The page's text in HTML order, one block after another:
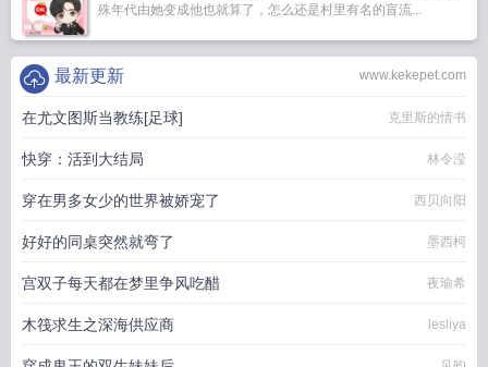
殊年代由她变成他也就算了，怎么还是村里有名的盲流...
www.kekepet.com
最新更新
在尤文图斯当教练[足球] 克里斯的情书
快穿：活到大结局 林令滢
穿在男多女少的世界被娇宠了 西贝向阳
好好的同桌突然就弯了 墨西柯
宫双子每天都在梦里争风吃醋 夜瑜希
木筏求生之深海供应商 lesliya